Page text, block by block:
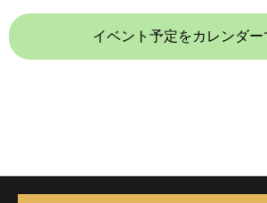
イベント予定をカレンダー